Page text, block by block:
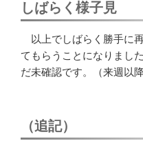
しばらく様子見
以上でしばらく勝手に
てもらうことになりまし
だ未確認です。（来週以
（追記）